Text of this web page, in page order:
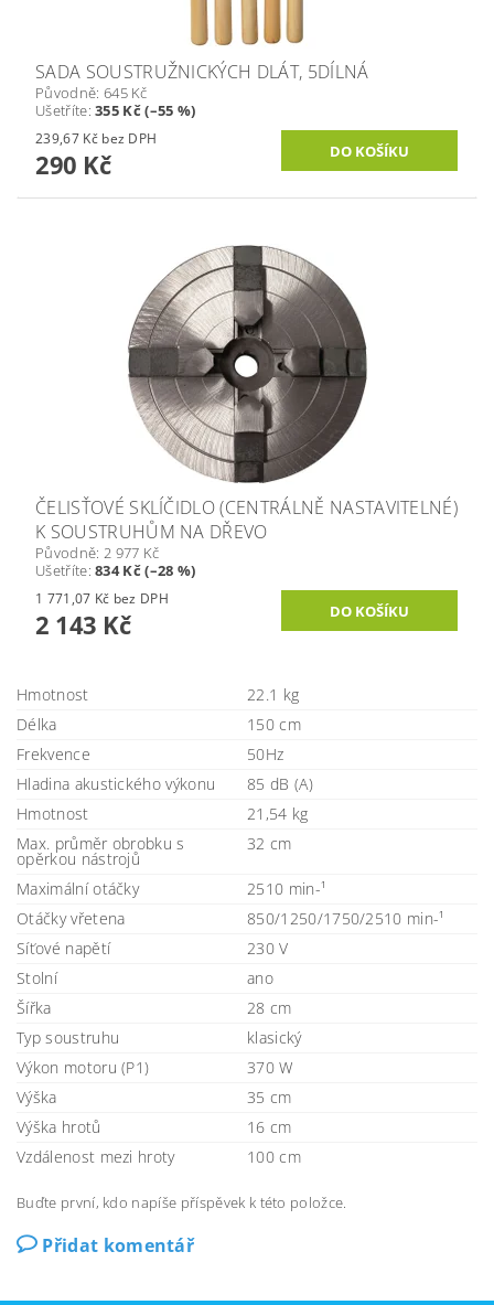
SADA SOUSTRUŽNICKÝCH DLÁT, 5DÍLNÁ
Původně: 645 Kč
Ušetříte:355 Kč (–55 %)
239,67 Kč bez DPH
290 Kč
ČELISŤOVÉ SKLÍČIDLO (CENTRÁLNĚ NASTAVITELNÉ)
K SOUSTRUHŮM NA DŘEVO
Původně: 2 977 Kč
Ušetříte:834 Kč (–28 %)
1 771,07 Kč bez DPH
2 143 Kč
Hmotnost
22.1 kg
Délka
150 cm
Frekvence
50Hz
Hladina akustického výkonu
85 dB (A)
Hmotnost
21,54 kg
Max. průměr obrobku s
opěrkou nástrojů
32 cm
Maximální otáčky
2510 min-¹
Otáčky vřetena
850/1250/1750/2510 min-¹
Síťové napětí
230 V
Stolní
ano
Šířka
28 cm
Typ soustruhu
klasický
Výkon motoru (P1)
370 W
Výška
35 cm
Výška hrotů
16 cm
Vzdálenost mezi hroty
100 cm
Buďte první, kdo napíše příspěvek k této položce.
Přidat komentář